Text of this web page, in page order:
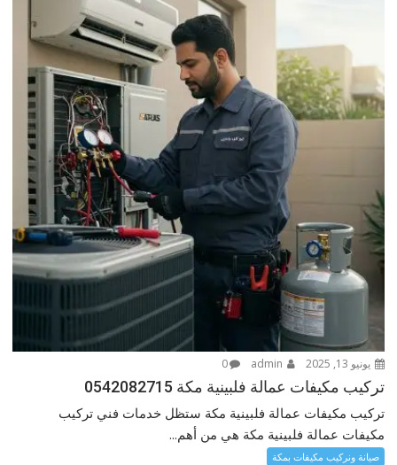
يونيو 13, 2025 0
تركيب مكيفات عمالة فلبينية مكة 0542082715
تركيب مكيفات عمالة فلبينية مكة ستظل خدمات فني تركيب
مكيفات عمالة فلبينية مكة هي من أهم...
صيانة ونركيب مكيفات بمكة